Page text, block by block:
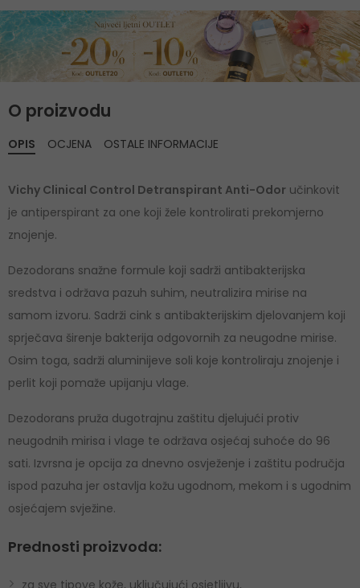
O proizvodu
OPIS
Vichy Clinical Control Detranspirant Anti-Odor učinkovit
je antiperspirant za one koji žele kontrolirati prekomjerno
znojenje.
Dezodorans snažne formule koji sadrži antibakterijska
sredstva i održava pazuh suhim, neutralizira mirise na
samom izvoru. Sadrži cink s antibakterijskim djelovanjem koji
sprječava širenje bakterija odgovornih za neugodne mirise.
Osim toga, sadrži aluminijeve soli koje kontroliraju znojenje i
perlit koji pomaže upijanju vlage.
Dezodorans pruža dugotrajnu zaštitu djelujući protiv
neugodnih mirisa i vlage te održava osjećaj suhoće do 96
sati. Izvrsna je opcija za dnevno osvježenje i zaštitu područja
ispod pazuha jer ostavlja kožu ugodnom, mekom i s ugodnim
osjećajem svježine.
Prednosti proizvoda:
OCJENA OSTALE INFORMACIJE